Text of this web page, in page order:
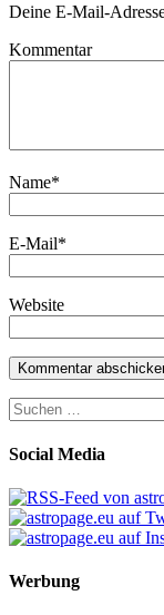
Deine E-Mail-
Kommentar
Name*
E-Mail*
Website
Suchen
nach:
Social Media
Werbung